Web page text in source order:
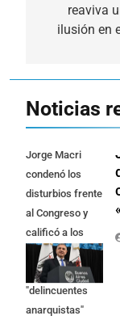
reaviva
ilusión en
Noticias
Jorge Macri
condenó los
disturbios frente
al Congreso y
calificó a los
responsables
como
"delincuentes
anarquistas"